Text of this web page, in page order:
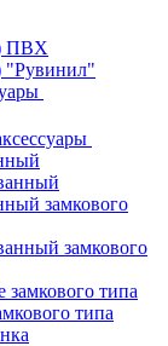
ПВХ
"Рувинил"
замкового
замкового
типа
типа